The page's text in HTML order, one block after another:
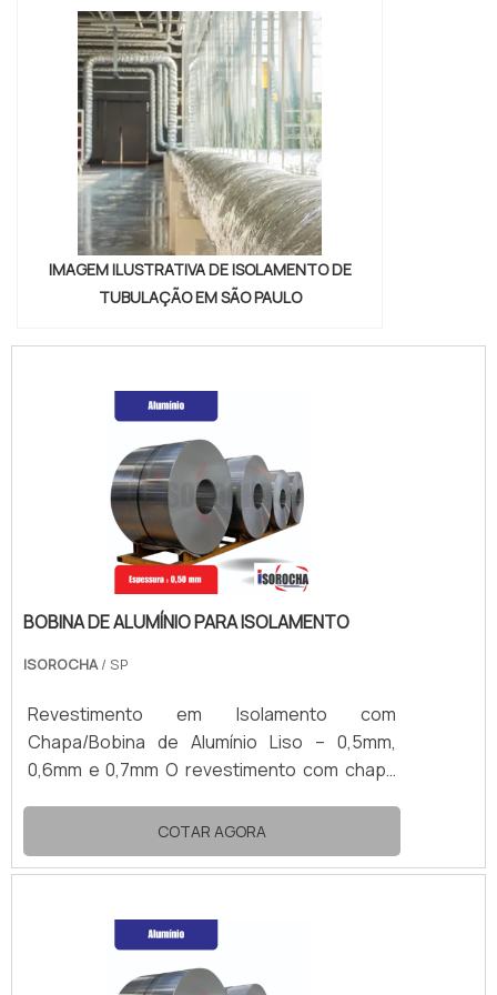
IMAGEM ILUSTRATIVA DE ISOLAMENTO DE
TUBULAÇÃO EM SÃO PAULO
BOBINA DE ALUMÍNIO PARA ISOLAMENTO
ISOROCHA/ SP
Revestimento em Isolamento com
Chapa/Bobina de Alumínio Liso – 0,5mm,
0,6mm e 0,7mm O revestimento com chapa
utilizado na proteção mecânica e
acabamento de sistemas de isolamento
térmico industrial. Aplicado sobre isolantes
confere maior durabilidade ao isolamento,
além de resistência a intempéries, umidade e
COTAR AGORA